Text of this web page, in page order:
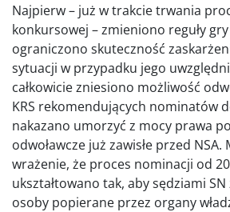
Najpierw – już w trakcie trwania
konkursowej – zmieniono reguły
ograniczono skuteczność
sytuacji w przypadku jego
całkowicie zniesiono możliwość
KRS rekomendujących nominatów
nakazano umorzyć z mocy prawa
odwoławcze już zawisłe przed
wrażenie, że proces nominacji od
ukształtowano tak, aby sędziami SN
osoby popierane przez organy